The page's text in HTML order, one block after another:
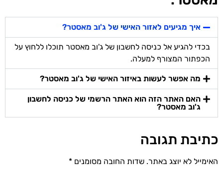
איך מגיעים לאזור האישי של ג'וב מאסטר?
בכדי להגיע אל כניסה לחשבון של ג'וב מאסטר תוכלו ללחוץ על
הכפתור המצורף למעלה.
מה אפשר לעשות באיזור האישי של ג'וב מאסטר?
האם האתר הזה הוא האתר הרשמי של כניסה לחשבון
ג'וב מאסטר?
כתיבת תגובה
האימייל לא יוצג באתר. שדות החובה מסומנים *